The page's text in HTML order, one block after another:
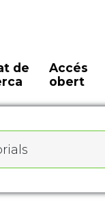
de
Accés
obert